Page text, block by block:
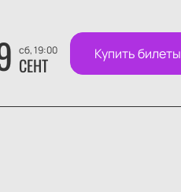
сб, 19:00
СЕНТ Купить билеты